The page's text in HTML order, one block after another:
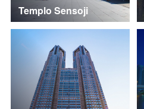
Templo Sensoji